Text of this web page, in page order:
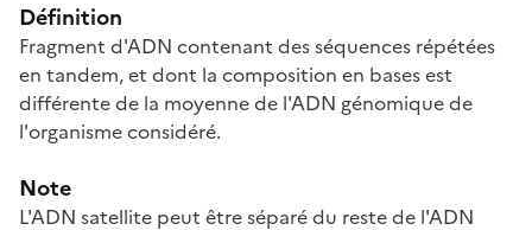
Définition
Fragment d'ADN contenant des séquences répétées
en tandem, et dont la composition en bases est
différente de la moyenne de l'ADN génomique de
l'organisme considéré.
Note
L'ADN satellite peut être séparé du reste de l'ADN